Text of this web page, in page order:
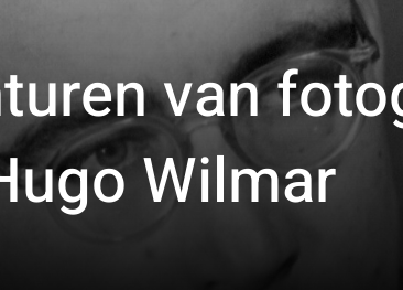
van
Wilmar